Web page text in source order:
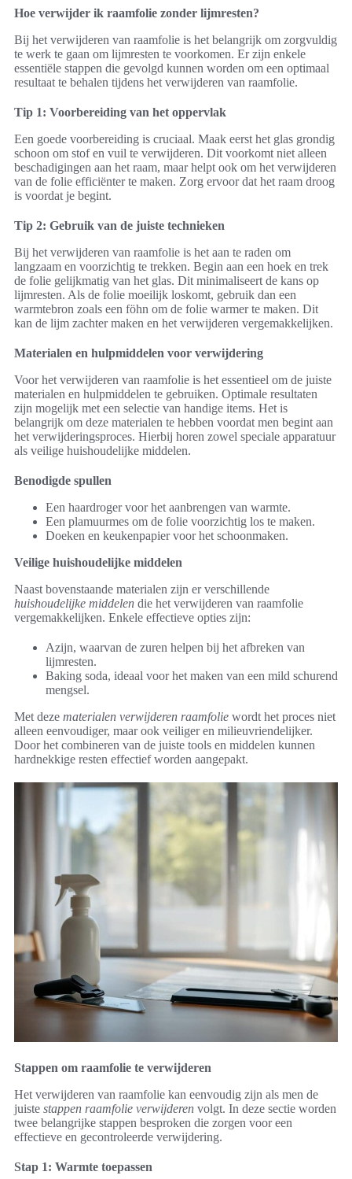
Hoe verwijder ik raamfolie zonder lijmresten?
Bij het verwijderen van raamfolie is het belangrijk om zorgvuldig
te werk te gaan om lijmresten te voorkomen. Er zijn enkele
essentiële stappen die gevolgd kunnen worden om een optimaal
resultaat te behalen tijdens het verwijderen van raamfolie.
Tip 1: Voorbereiding van het oppervlak
Een goede voorbereiding is cruciaal. Maak eerst het glas grondig
schoon om stof en vuil te verwijderen. Dit voorkomt niet alleen
beschadigingen aan het raam, maar helpt ook om het verwijderen
van de folie efficiënter te maken. Zorg ervoor dat het raam droog
is voordat je begint.
Tip 2: Gebruik van de juiste technieken
Bij het verwijderen van raamfolie is het aan te raden om
langzaam en voorzichtig te trekken. Begin aan een hoek en trek
de folie gelijkmatig van het glas. Dit minimaliseert de kans op
lijmresten. Als de folie moeilijk loskomt, gebruik dan een
warmtebron zoals een föhn om de folie warmer te maken. Dit
kan de lijm zachter maken en het verwijderen vergemakkelijken.
Materialen en hulpmiddelen voor verwijdering
Voor het verwijderen van raamfolie is het essentieel om de juiste
materialen en hulpmiddelen te gebruiken. Optimale resultaten
zijn mogelijk met een selectie van handige items. Het is
belangrijk om deze materialen te hebben voordat men begint aan
het verwijderingsproces. Hierbij horen zowel speciale apparatuur
als veilige huishoudelijke middelen.
Benodigde spullen
Een haardroger voor het aanbrengen van warmte.
Een plamuurmes om de folie voorzichtig los te maken.
Doeken en keukenpapier voor het schoonmaken.
Veilige huishoudelijke middelen
Naast bovenstaande materialen zijn er verschillende
huishoudelijke middelen die het verwijderen van raamfolie
vergemakkelijken. Enkele effectieve opties zijn:
Azijn, waarvan de zuren helpen bij het afbreken van
lijmresten.
Baking soda, ideaal voor het maken van een mild schurend
mengsel.
Met deze materialen verwijderen raamfolie wordt het proces niet
alleen eenvoudiger, maar ook veiliger en milieuvriendelijker.
Door het combineren van de juiste tools en middelen kunnen
hardnekkige resten effectief worden aangepakt.
Stappen om raamfolie te verwijderen
Het verwijderen van raamfolie kan eenvoudig zijn als men de
juiste stappen raamfolie verwijderen volgt. In deze sectie worden
twee belangrijke stappen besproken die zorgen voor een
effectieve en gecontroleerde verwijdering.
Stap 1: Warmte toepassen